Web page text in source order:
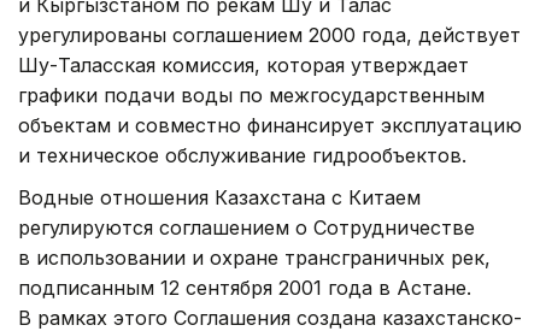
урегулированы соглашением 2000 года, действует
Шу-Таласская комиссия, которая утверждает
графики подачи воды по межгосударственным
объектам и совместно финансирует эксплуатацию
и техническое обслуживание гидрообъектов.
Водные отношения Казахстана с Китаем
регулируются соглашением о Сотрудничестве
в использовании и охране трансграничных рек,
подписанным 12 сентября 2001 года в Астане.
В рамках этого Соглашения создана казахстанско-